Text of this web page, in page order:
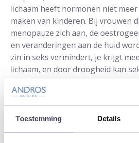
Toestemming Details
lichaam heeft hormonen niet
maken van kinderen. Bij vrouwen
menopauze zich aan, de
en veranderingen aan de huid
zin in seks vermindert, je krijgt
lichaam, en door droogheid kan
gevolgen heeft voor het libido, de
dus ook voor de erectie.”
Met ouderdom komen ook andere